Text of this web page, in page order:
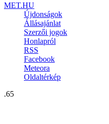
MET.HU
Újdonságok
Állásajánlat
Szerzői jogok
Honlapról
RSS
Facebook
Meteora
Oldaltérkép
.65